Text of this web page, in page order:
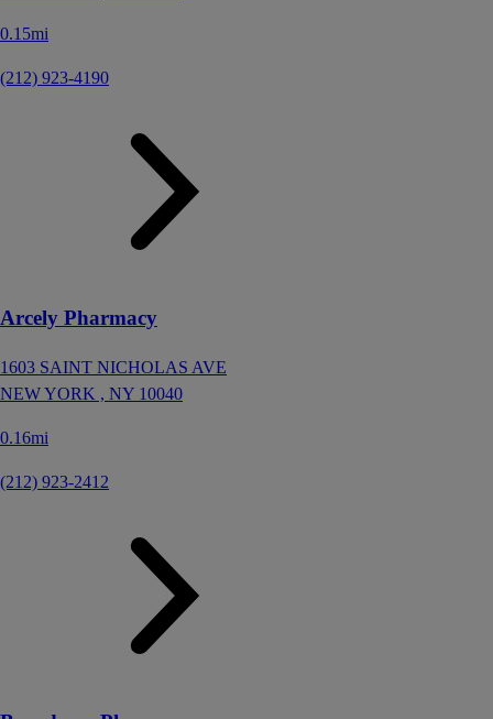
0.15mi
(212) 923-4190
Arcely Pharmacy
1603 SAINT NICHOLAS AVE
NEW YORK , NY 10040
0.16mi
(212) 923-2412